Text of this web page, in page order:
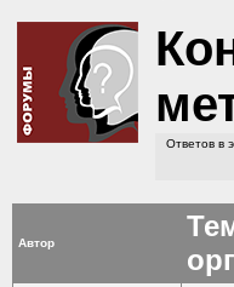
Ответов в
Автор